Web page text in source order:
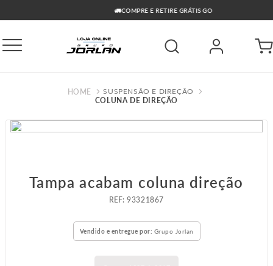
🚛COMPRE E RETIRE GRÁTIS GO
SUSPENSÃO E DIREÇÃO
COLUNA DE DIREÇÃO
Tampa acabam coluna direção
:93321867
Vendido e entregue por: Grupo Jorlan